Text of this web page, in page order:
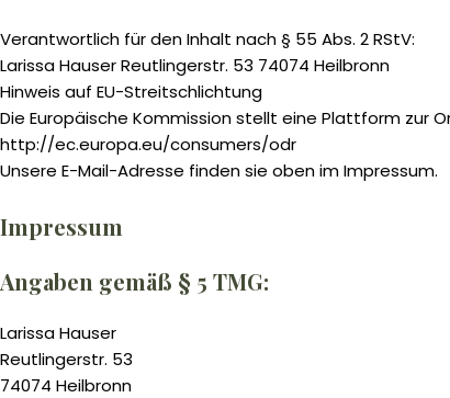
Verantwortlich für den Inhalt nach § 55 Abs. 2 RStV:
Larissa Hauser Reutlingerstr. 53 74074 Heilbronn
Hinweis auf EU-Streitschlichtung
Die Europäische Kommission stellt eine Plattform zur
http://ec.europa.eu/consumers/odr
Unsere E-Mail-Adresse finden sie oben im Impressum.
Impressum
Angaben gemäß § 5 TMG:
Larissa Hauser
Reutlingerstr. 53
74074 Heilbronn